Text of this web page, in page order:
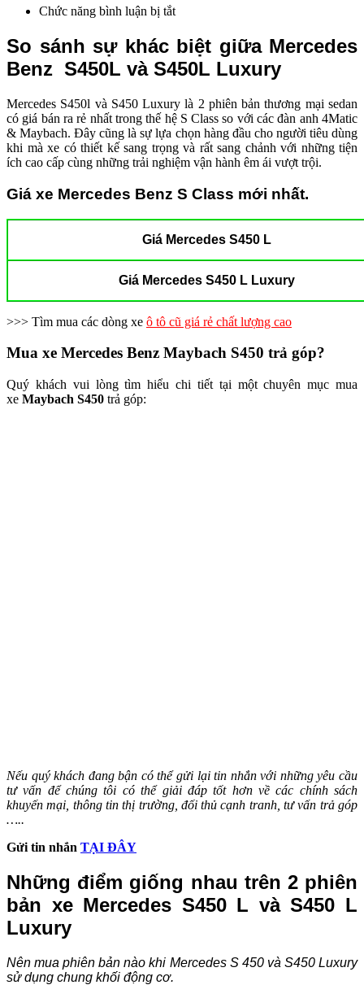
Chức năng bình luận bị tắtở
sánh
Mercedes
S450l
S450
Luxury
So sánh sự khác biệt giữa Mercedes
Benz S450L và S450L Luxury
Mercedes S450l và S450 Luxury là 2 phiên bản thương mại sedan
có giá bán ra rẻ nhất trong thế hệ S Class so với các đàn anh 4Matic
& Maybach. Đây cũng là sự lựa chọn hàng đầu cho người tiêu dùng
khi mà xe có thiết kế sang trọng và rất sang chảnh với những tiện
ích cao cấp cùng những trải nghiệm vận hành êm ái vượt trội.
Giá xe Mercedes Benz S Class mới nhất.
Giá Mercedes S450 L
Giá Mercedes S450 L Luxury
>>> Tìm mua các dòng xe ô tô cũ giá rẻ chất lượng cao
Mua xe Mercedes Benz Maybach S450 trả góp?
Quý khách vui lòng tìm hiểu chi tiết tại một chuyên mục mua
xe Maybach S450 trả góp:
Nếu quý khách đang bận có thể gửi lại tin nhắn với những yêu cầu
tư vấn để chúng tôi có thể giải đáp tốt hơn về các chính sách
khuyến mại, thông tin thị trường, đối thủ cạnh tranh, tư vấn trả góp
…..
Gửi tin nhắn TẠI ĐÂY
Những điểm giống nhau trên 2 phiên
bản xe Mercedes S450 L và S450 L
Luxury
Nên mua phiên bản nào khi Mercedes S 450 và S450 Luxury
sử dụng chung khối động cơ.